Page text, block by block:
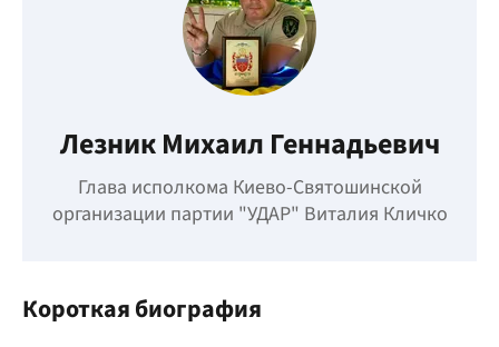
Стоп Политической Коррупции
ПолитикаЛезник Михаил Геннадьевич
Глава исполкома Киево-Святошинской
организации партии "УДАР" Виталия Кличко
Короткая биография